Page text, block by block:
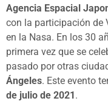
Agencia Espacial
con la participación de
en la Nasa. En los 30
primera vez que se
pasado por otras
Ángeles. Este evento
de julio de 2021.